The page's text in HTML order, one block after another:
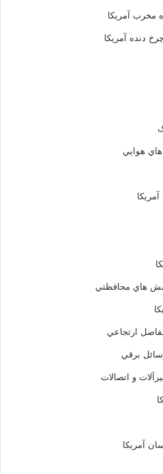
مخرب آمريکا
دنده آمريکا
هاي هوايي
هاي محافظتي
ارتجاعي
برقي
و اتصالات
آمريکا